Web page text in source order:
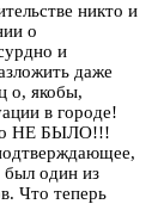
никто и
о
и
даже
о, якобы,
в городе!
НЕ БЫЛО!!!
один из
Что теперь